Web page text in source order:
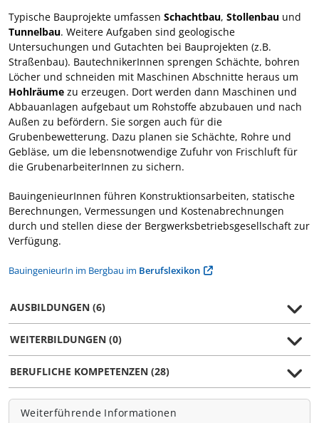
Typische Bauprojekte umfassen Schachtbau, Stollenbau und
Tunnelbau. Weitere Aufgaben sind geologische
Untersuchungen und Gutachten bei Bauprojekten (z.B.
Straßenbau). BautechnikerInnen sprengen Schächte, bohren
Löcher und schneiden mit Maschinen Abschnitte heraus um
Hohlräume zu erzeugen. Dort werden dann Maschinen und
Abbauanlagen aufgebaut um Rohstoffe abzubauen und nach
Außen zu befördern. Sie sorgen auch für die
Grubenbewetterung. Dazu planen sie Schächte, Rohre und
Gebläse, um die lebensnotwendige Zufuhr von Frischluft für
die GrubenarbeiterInnen zu sichern.
BauingenieurInnen führen Konstruktionsarbeiten, statische
Berechnungen, Vermessungen und Kostenabrechnungen
durch und stellen diese der Bergwerksbetriebsgesellschaft zur
Verfügung.
BauingenieurIn im Bergbau im Berufslexikon
AUSBILDUNGEN (6)
WEITERBILDUNGEN (0)
BERUFLICHE KOMPETENZEN (28)
Weiterführende Informationen